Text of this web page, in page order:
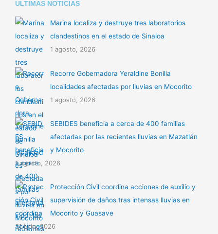
ULTIMAS NOTICIAS
Marina localiza y destruye tres laboratorios
clandestinos en el estado de Sinaloa
1 agosto, 2026
Recorre Gobernadora Yeraldine Bonilla
localidades afectadas por lluvias en Mocorito
1 agosto, 2026
SEBIDES beneficia a cerca de 400 familias
afectadas por las recientes lluvias en Mazatlán
y Mocorito
1 agosto, 2026
Protección Civil coordina acciones de auxilio y
supervisión de daños tras intensas lluvias en
Mocorito y Guasave
31 julio, 2026